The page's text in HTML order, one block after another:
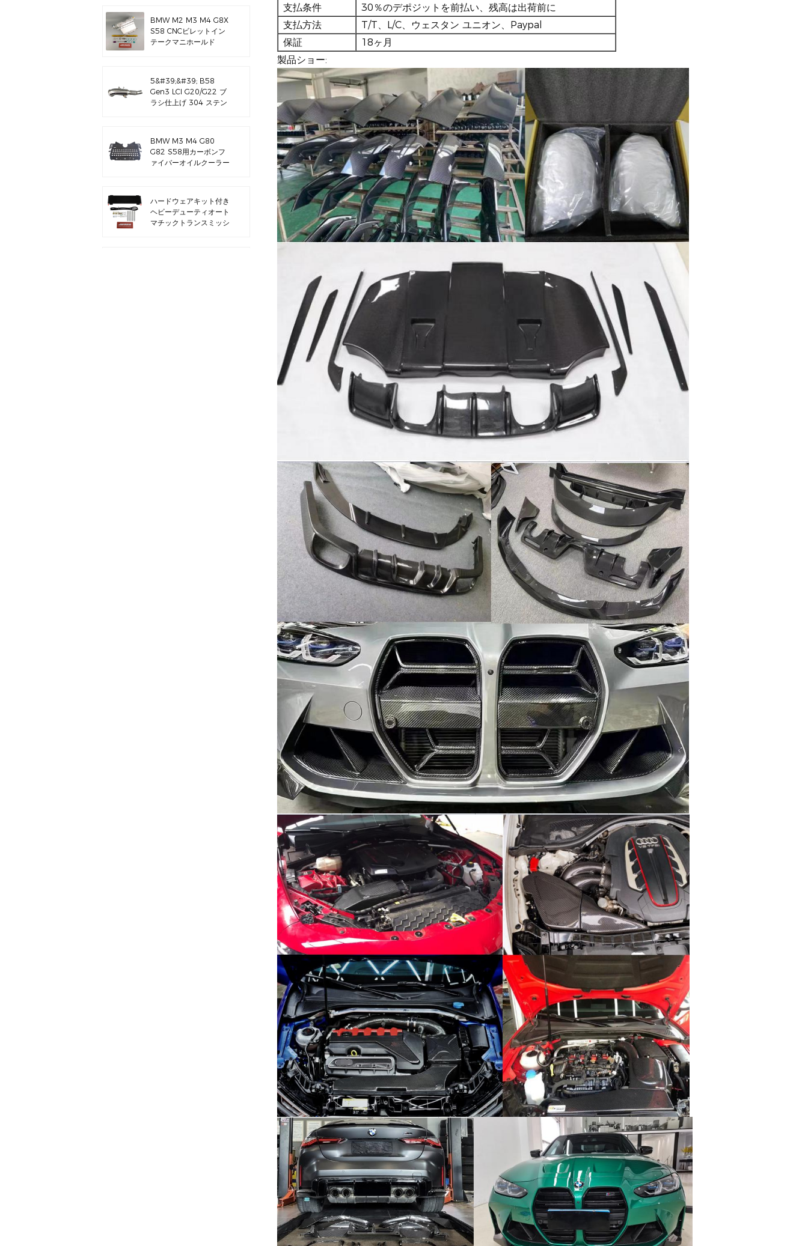
支払条件
30％のデポジットを前払い、残高は出荷前に
支払方法
T/T、L/C、ウェスタン ユニオン、Paypal
保証
18ヶ月
製品ショー:
BMW M2 M3 M4 G8X
S58 CNCビレットイン
テークマニホールド
5&#39;&#39; B58
Gen3 LCI G20/G22 ブ
ラシ仕上げ 304 ステン
BMW M3 M4 G80
G82 S58用カーボンフ
ァイバーオイルクーラー
ハードウェアキット付き
ヘビーデューティオート
マチックトランスミッシ